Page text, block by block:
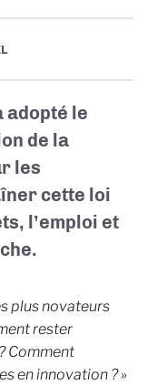
adopté le
de la
les
cette loi
l’emploi et
plus novateurs
rester
Comment
en innovation ? »